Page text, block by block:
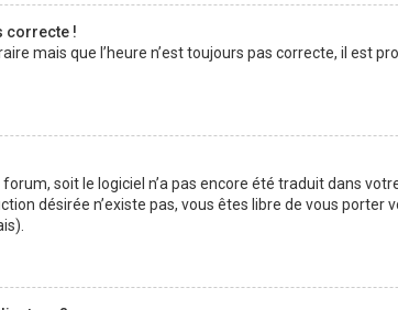
correcte !
mais que l’heure n’est toujours pas correcte, il est
soit le logiciel n’a pas encore été traduit dans
désirée n’existe pas, vous êtes libre de vous